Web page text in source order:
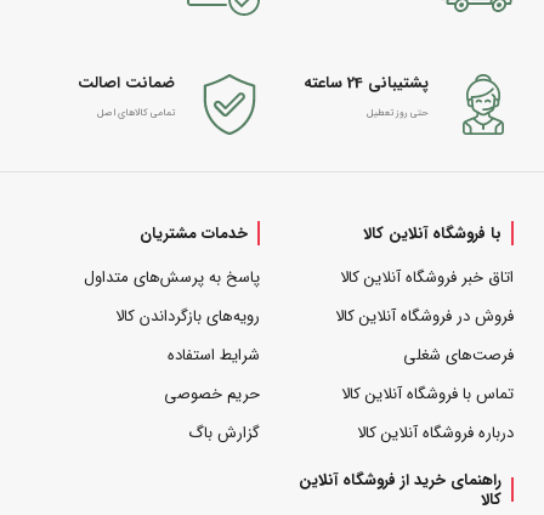
پشتیبانی 24 ساعته
حتی روز تعطیل
ضمانت اصالت
تمامی کالاهای اصل
با فروشگاه آنلاین کالا
اتاق خبر فروشگاه آنلاین کالا
فروش در فروشگاه آنلاین کالا
فرصت‌های شغلی
تماس با فروشگاه آنلاین کالا
درباره فروشگاه آنلاین کالا
خدمات مشتریان
پاسخ به پرسش‌های متداول
رویه‌های بازگرداندن کالا
شرایط استفاده
حریم خصوصی
گزارش باگ
راهنمای خرید از فروشگاه آنلاین
کالا